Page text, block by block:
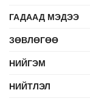
ГАДААД МЭДЭЭ
ЗӨВЛӨГӨӨ
НИЙГЭМ
НИЙТЛЭЛ